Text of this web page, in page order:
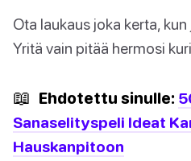
Ota laukaus joka kerta,
Yritä vain pitää hermosi
📖 Ehdotettu sinulle:
Sanaselityspeli Ideat
Hauskanpitoon